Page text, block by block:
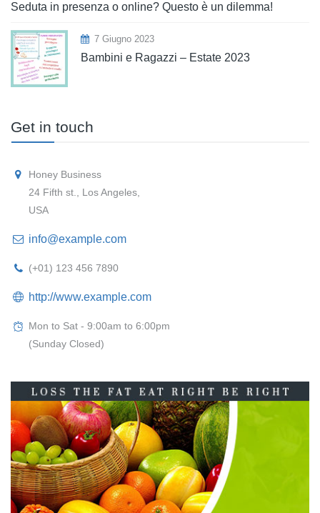
Seduta in presenza o online? Questo è un dilemma!
7 Giugno 2023
Bambini e Ragazzi – Estate 2023
Get in touch
Honey Business
24 Fifth st., Los Angeles,
USA
info@example.com
(+01) 123 456 7890
http://www.example.com
Mon to Sat - 9:00am to 6:00pm
(Sunday Closed)